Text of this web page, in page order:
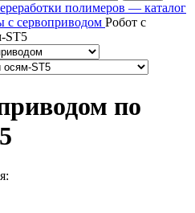
полимеров — каталог
с сервоприводом Робот с
ST5
по